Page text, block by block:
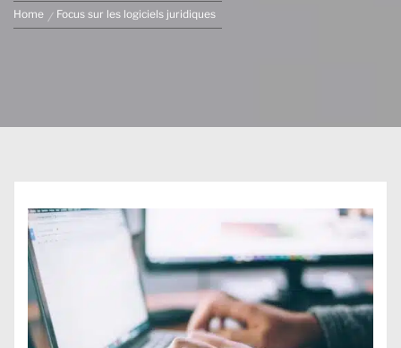
Home Focus sur les logiciels juridiques